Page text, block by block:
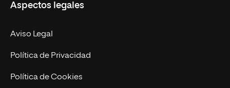
Empresa
MBA
Marketing y Comunicación
Ingeniería
Nuestro Equipo
Contacto
Aspectos legales
Aviso Legal
Política de Privacidad
Política de Cookies